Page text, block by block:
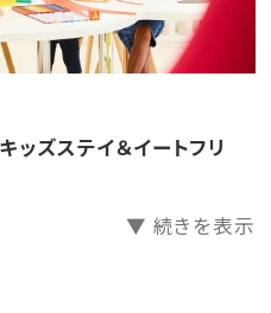
ズステイ＆イートフリ
▼ 続きを表示